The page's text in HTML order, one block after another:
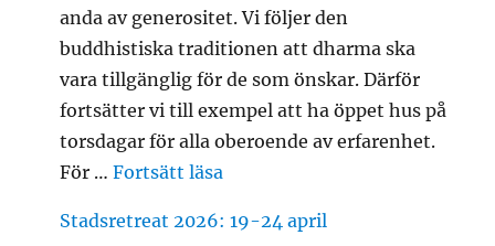
anda av generositet. Vi följer den
buddhistiska traditionen att dharma ska
vara tillgänglig för de som önskar. Därför
fortsätter vi till exempel att ha öppet hus på
torsdagar för alla oberoende av erfarenhet.
För …Fortsätt läsa
Stadsretreat 2026: 19-24 april